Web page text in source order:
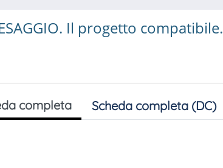
Il progetto compatibile.
completa Scheda completa (DC)